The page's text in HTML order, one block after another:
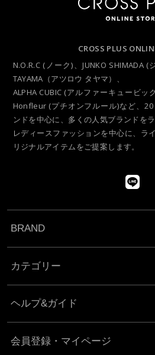
CROSS PLUS
N.O.R.C (ノーク)、JUNKO SHIMADA
TAYAMA（アツロウ タヤマ）、
ALPHA CUBIC (アルファーキュービッ
Honfleur (プチオンフルール)など、
ンドを中心に、多くの人気ブランドをラ
レディースファッションを中心に、ラ
リジナルアイテムをご提案します。
BRAND
カテゴリー
ヘルプ&ガイド
会員登録・マイページ